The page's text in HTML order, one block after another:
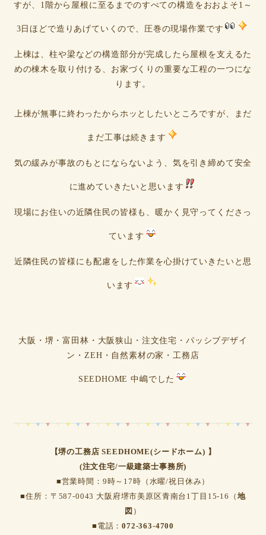
すが、1階から屋根に至るまでのすべての構造をおおよそ1～
3日ほどで造りあげていくので、圧巻の現場作業です
上棟は、柱や梁などの構造部分が完成したら屋根を支えるた
めの棟木を取り付ける、お家づくりの重要な工程の一つにな
ります。
上棟が無事に終わったからホッとしたいところですが、まだ
まだ工事は続きます
気の緩みが事故のもとにならないよう、気を引き締めて安全
に進めていきたいと思います
現場にお住いの近隣住民の皆様も、暖かく見守ってくださっ
ています
近隣住民の皆様にも配慮をした作業を心掛けていきたいと思
います
大阪・堺・富田林・大阪狭山・注文住宅・パッシブデザイ
ン・ZEH・自然素材の家・工務店
SEEDHOME 中嶋でした
【堺の工務店 SEEDHOME(シードホーム) 】
(注文住宅/一級建築士事務所)
■営業時間：9時～17時（水曜/祝日休み）
■住所：〒587-0043 大阪府堺市美原区青南台1丁目15-16（ 地
図 ）
■電話：072-363-4700